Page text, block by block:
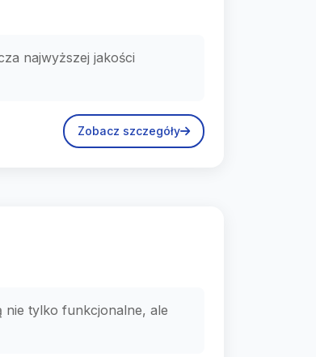
najwyższej jakości
Zobacz szczegóły
nie tylko funkcjonalne, ale